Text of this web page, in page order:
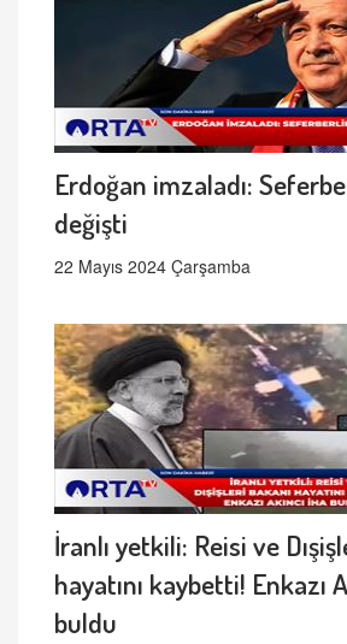
Erdoğan imzaladı:
değişti
22 Mayıs 2024 Çarşamba
İranlı yetkili: Reisi ve
hayatını kaybetti! Enkazı
buldu